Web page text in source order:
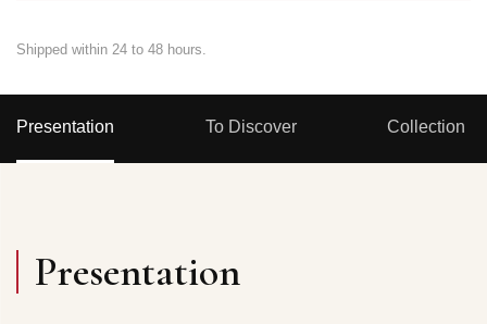
Shipped within 24 to 48 hours.
Presentation To Discover Collection
Presentation